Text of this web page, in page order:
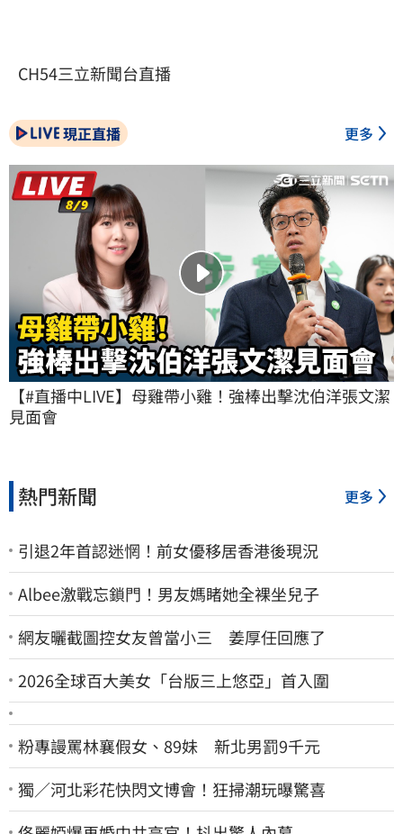
CH54三立新聞台直播
現正直播 更多
【#直播中LIVE】母雞帶小雞！強棒出擊沈伯洋張文潔
見面會
熱門新聞 更多
引退2年首認迷惘！前女優移居香港後現況
Albee激戰忘鎖門！男友媽睹她全裸坐兒子
網友曬截圖控女友曾當小三 姜厚任回應了
2026全球百大美女「台版三上悠亞」首入圍
粉專謾罵林襄假女、89妹 新北男罰9千元
獨／河北彩花快閃文博會！狂掃潮玩曝驚喜